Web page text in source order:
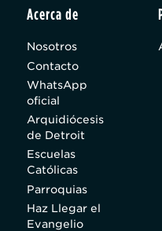
Acerca de
Nosotros
Contacto
WhatsApp
oficial
Arquidiócesis
de Detroit
Escuelas
Católicas
Parroquias
Haz Llegar el
Evangelio